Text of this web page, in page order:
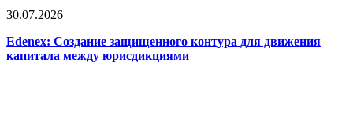
30.07.2026
Edenex: Создание защищенного контура для движения
капитала между юрисдикциями